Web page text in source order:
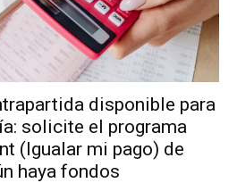
disponible para
solicite el programa
(Igualar mi pago) de
haya fondos